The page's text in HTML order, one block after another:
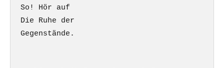
So! Hör auf
Die Ruhe der
Gegenstände.